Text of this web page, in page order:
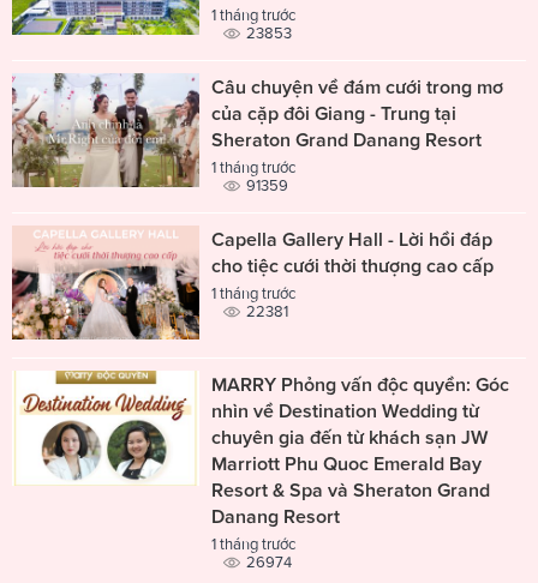
1 tháng trước
23853
Câu chuyện về đám cưới trong mơ
của cặp đôi Giang - Trung tại
Sheraton Grand Danang Resort
1 tháng trước
91359
Capella Gallery Hall - Lời hồi đáp
cho tiệc cưới thời thượng cao cấp
1 tháng trước
22381
MARRY Phỏng vấn độc quyền: Góc
nhìn về Destination Wedding từ
chuyên gia đến từ khách sạn JW
Marriott Phu Quoc Emerald Bay
Resort & Spa và Sheraton Grand
Danang Resort
1 tháng trước
26974